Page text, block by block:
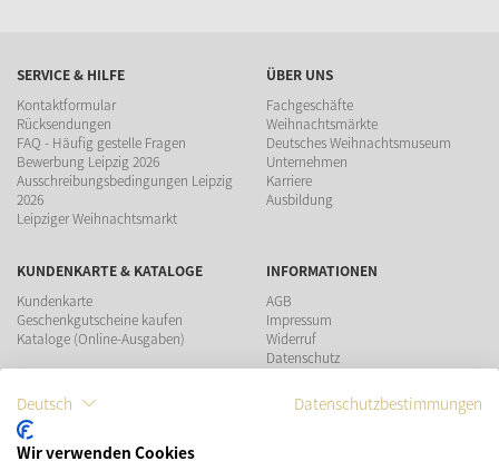
SERVICE & HILFE
Kontaktformular
Rücksendungen
FAQ - Häufig gestelle Fragen
Bewerbung Leipzig 2026
Ausschreibungsbedingungen Leipzig
2026
Leipziger Weihnachtsmarkt
ÜBER UNS
Fachgeschäfte
Weihnachtsmärkte
Deutsches Weihnachtsmuseum
Unternehmen
Karriere
Ausbildung
KUNDENKARTE & KATALOGE
Kundenkarte
Geschenkgutscheine kaufen
Kataloge (Online-Ausgaben)
INFORMATIONEN
AGB
Impressum
Widerruf
Datenschutz
ZAHLUNGSMÖGLICHKEITEN
Deutsch Datenschutzbestimmungen
Wir verwenden Cookies